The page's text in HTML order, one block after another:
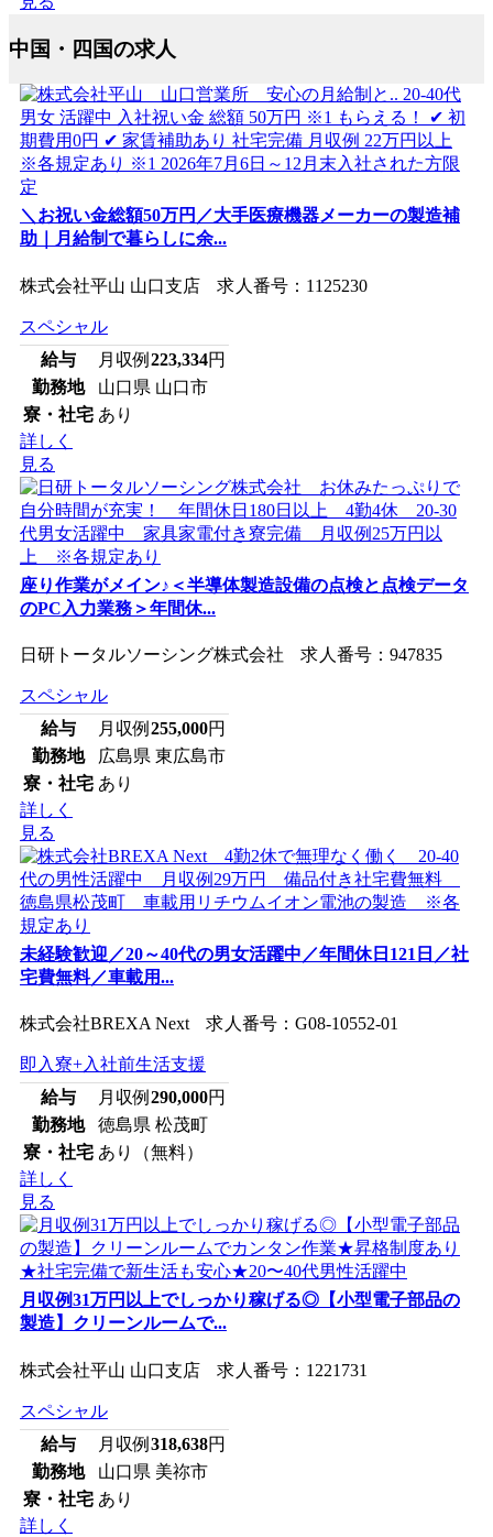
中国・四国の求人
＼お祝い金総額50万円／大手医療機器メーカーの製造補
助｜月給制で暮らしに余...
株式会社平山 山口支店 求人番号：1125230
スペシャル
給与
月収例 223,334円
勤務地
山口県 山口市
寮・社宅 あり
詳しく
見る
座り作業がメイン♪＜半導体製造設備の点検と点検データ
のPC入力業務＞年間休...
日研トータルソーシング株式会社 求人番号：947835
スペシャル
給与
月収例 255,000円
勤務地
広島県 東広島市
寮・社宅 あり
詳しく
見る
未経験歓迎／20～40代の男女活躍中／年間休日121日／社
宅費無料／車載用...
株式会社BREXA Next 求人番号：G08-10552-01
即入寮+入社前生活支援
給与
月収例 290,000円
勤務地
徳島県 松茂町
寮・社宅 あり（無料）
詳しく
見る
月収例31万円以上でしっかり稼げる◎【小型電子部品の
製造】クリーンルームで...
株式会社平山 山口支店 求人番号：1221731
スペシャル
給与
月収例 318,638円
勤務地
山口県 美祢市
寮・社宅 あり
詳しく